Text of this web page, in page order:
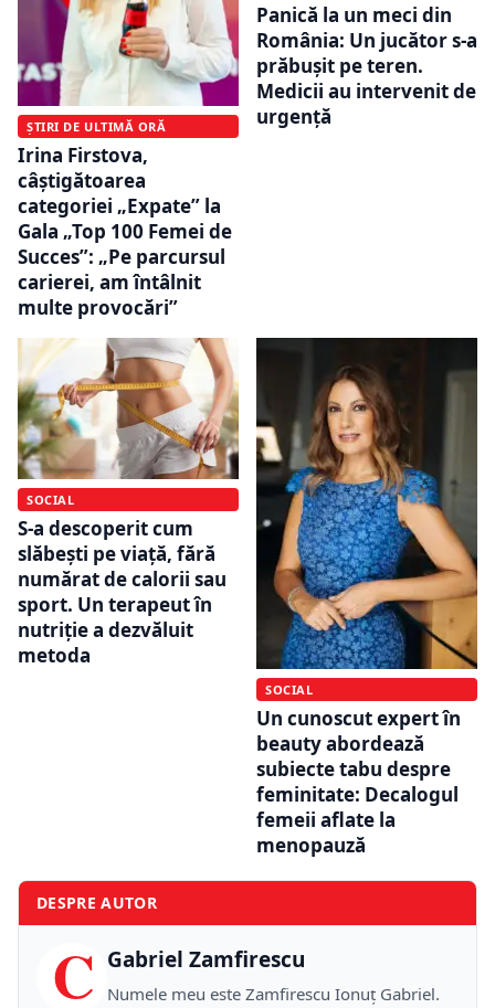
ȘTIRI DE ULTIMĂ ORĂ
Irina Firstova,
câștigătoarea
categoriei „Expate” la
Gala „Top 100 Femei de
Succes”: „Pe parcursul
carierei, am întâlnit
multe provocări”
Panică la un meci din
România: Un jucător s-a
prăbușit pe teren.
Medicii au intervenit de
urgență
SOCIAL
S-a descoperit cum
slăbești pe viață, fără
numărat de calorii sau
sport. Un terapeut în
nutriție a dezvăluit
metoda
SOCIAL
Un cunoscut expert în
beauty abordează
subiecte tabu despre
feminitate: Decalogul
femeii aflate la
menopauză
DESPRE AUTOR
C Gabriel Zamfirescu
Numele meu este Zamfirescu Ionuţ Gabriel.